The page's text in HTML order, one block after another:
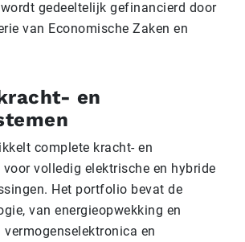
gedeeltelijk gefinancierd door
van Economische Zaken en
en
complete kracht- en
volledig elektrische en hybride
Het portfolio bevat de
van energieopwekking en
en